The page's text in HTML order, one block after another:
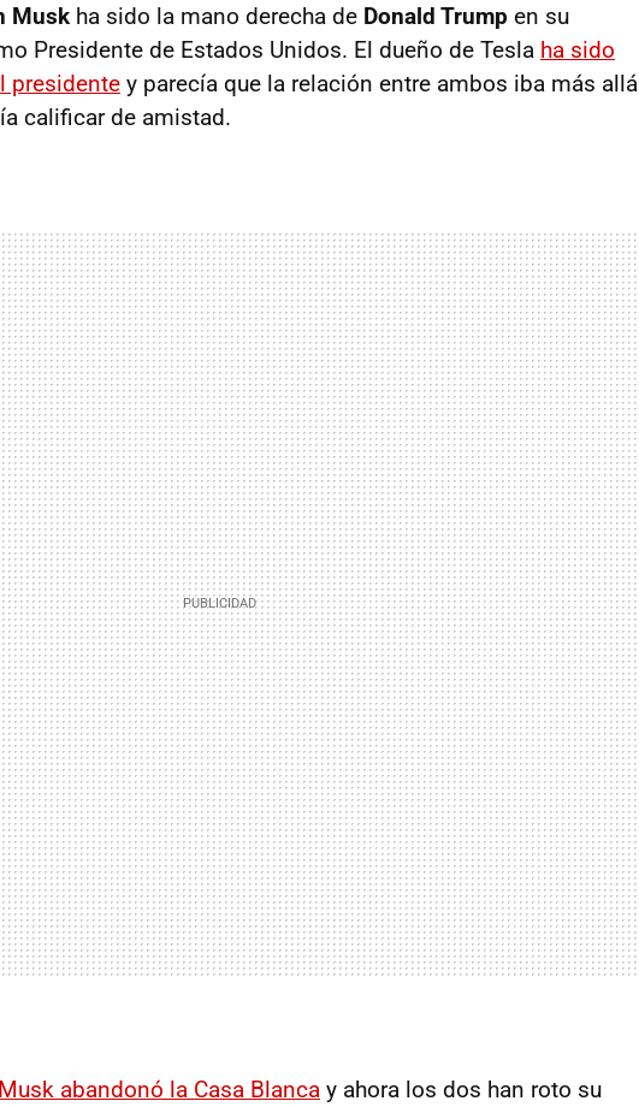
Musk ha sido la mano derecha de Donald Trump en su
Presidente de Estados Unidos. El dueño de Tesla ha sido
presidente y parecía que la relación entre ambos iba más allá
calificar de amistad.
abandonó la Casa Blanca y ahora los dos han roto su